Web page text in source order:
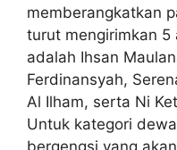
memberangkatkan
turut mengirimkan
adalah Ihsan
Ferdinansyah,
Al Ilham, serta Ni
Untuk kategori
bergengsi yang